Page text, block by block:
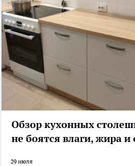
Обзор кухонных
не боятся влаги, жира и
29 июля